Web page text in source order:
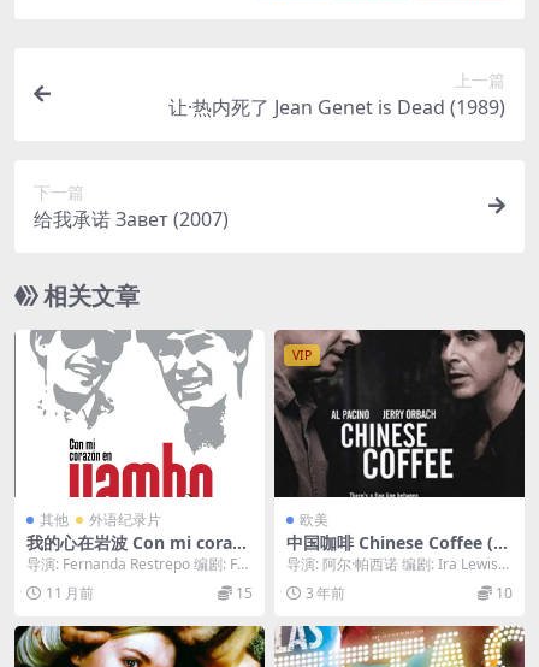
上一篇
让·热内死了 Jean Genet is Dead (1989)
下一篇
给我承诺 Завет (2007)
相关文章
其他 外语纪录片
我的心在岩波 Con mi corazó
n en Yambo (2011)
导演: Fernanda Restrepo 编剧: Fer
nanda Restr...
11 月前 15
VIP
欧美
中国咖啡 Chinese Coffee (20
00)
导演: 阿尔·帕西诺 编剧: Ira Lewis
主演: 阿尔·帕西诺 / 杰里...
3 年前 10